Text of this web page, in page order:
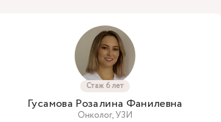
Стаж 6 лет
Гусамова Розалина Фанилевна
Онколог, УЗИ